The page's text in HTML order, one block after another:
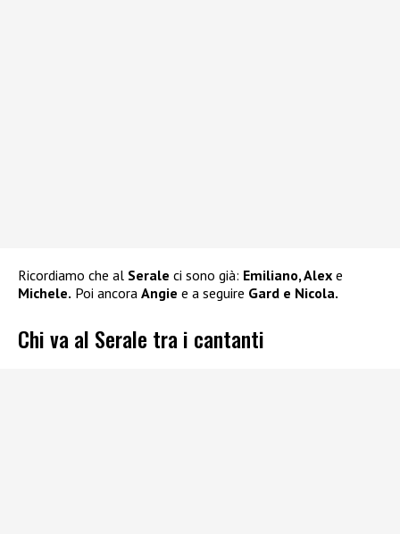
Ricordiamo che al Serale ci sono già: Emiliano, Alex e
Michele. Poi ancora Angie e a seguire Gard e Nicola.
Chi va al Serale tra i cantanti